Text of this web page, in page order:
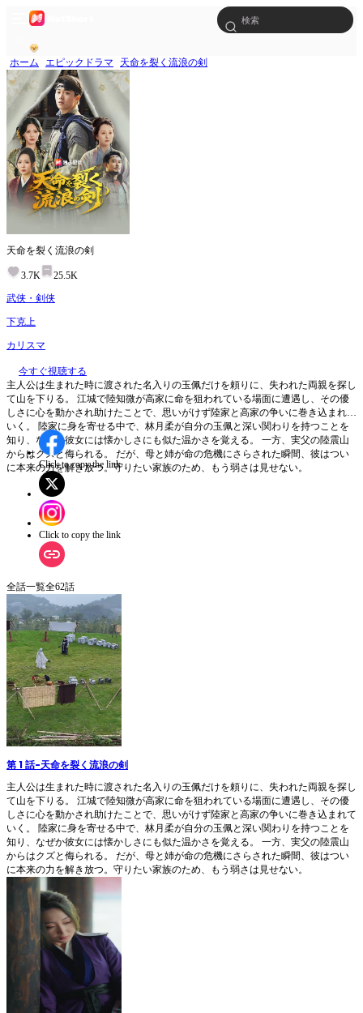
ホーム エピックドラマ 天命を裂く流浪の剣
天命を裂く流浪の剣
3.7K
25.5K
武侠・剣侠
下克上
カリスマ
今すぐ視聴する
主人公は生まれた時に渡された名入りの玉佩だけを頼りに、失われた両親を探し
て山を下りる。 江城で陸知微が高家に命を狙われている場面に遭遇し、その優
しさに心を動かされ助けたことで、思いがけず陸家と高家の争いに巻き込まれて
いく。 陸家に身を寄せる中で、林月柔が自分の玉佩と深い関わりを持つことを
知り、なぜか彼女には懐かしさにも似た温かさを覚える。 一方、実父の陸震山
からはクズと侮られる。 だが、母と姉が命の危機にさらされた瞬間、彼はつい
に本来の力を解き放つ。守りたい家族のため、もう弱さは見せない。
Click to copy the link
Click to copy the link
全話一覧全62話
第 1 話-天命を裂く流浪の剣
主人公は生まれた時に渡された名入りの玉佩だけを頼りに、失われた両親を探し
て山を下りる。 江城で陸知微が高家に命を狙われている場面に遭遇し、その優
しさに心を動かされ助けたことで、思いがけず陸家と高家の争いに巻き込まれて
いく。 陸家に身を寄せる中で、林月柔が自分の玉佩と深い関わりを持つことを
知り、なぜか彼女には懐かしさにも似た温かさを覚える。 一方、実父の陸震山
からはクズと侮られる。 だが、母と姉が命の危機にさらされた瞬間、彼はつい
に本来の力を解き放つ。守りたい家族のため、もう弱さは見せない。